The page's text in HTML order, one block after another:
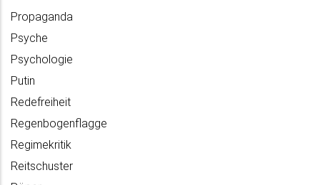
Propaganda
Psyche
Psychologie
Putin
Redefreiheit
Regenbogenflagge
Regimekritik
Reitschuster